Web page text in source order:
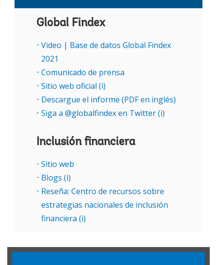
Global Findex
Video | Base de datos Global Findex
2021
Comunicado de prensa
Sitio web oficial (i)
Descargue el informe (PDF en inglés)
Siga a @globalfindex en Twitter (i)
Inclusión financiera
Sitio web
Blogs (i)
Reseña: Centro de recursos sobre
estrategias nacionales de inclusión
financiera (i)